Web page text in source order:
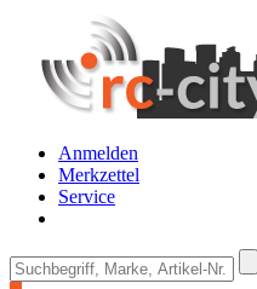
Anmelden
Merkzettel
Service